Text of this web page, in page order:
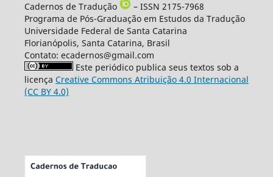
Cadernos de Tradução
– ISSN 2175-7968
Programa de Pós-Graduação em Estudos da Tradução
Universidade Federal de Santa Catarina
Florianópolis, Santa Catarina, Brasil
Contato: ecadernos@gmail.com
Este periódico publica seus textos sob a
licença Creative Commons Atribuição 4.0 Internacional
(CC BY 4.0)